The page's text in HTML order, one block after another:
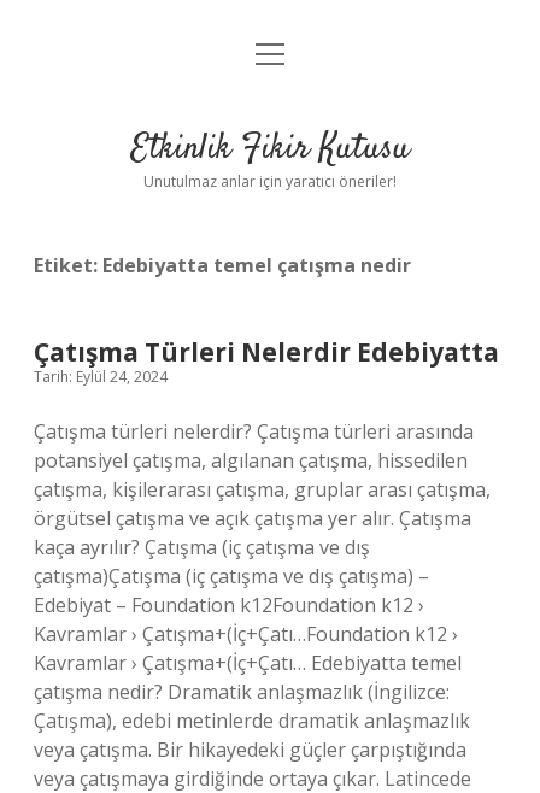
Anasayfa
Yasal Uyarı
menüyü
Etkinlik Fikir Kutusu
Unutulmaz anlar için yaratıcı öneriler!
Etiket: Edebiyatta temel çatışma nedir
Çatışma Türleri Nelerdir Edebiyatta
Tarih: Eylül 24, 2024
Çatışma türleri nelerdir? Çatışma türleri arasında
potansiyel çatışma, algılanan çatışma, hissedilen
çatışma, kişilerarası çatışma, gruplar arası çatışma,
örgütsel çatışma ve açık çatışma yer alır. Çatışma
kaça ayrılır? Çatışma (iç çatışma ve dış
çatışma)Çatışma (iç çatışma ve dış çatışma) –
Edebiyat – Foundation k12Foundation k12 ›
Kavramlar › Çatışma+(İç+Çatı…Foundation k12 ›
Kavramlar › Çatışma+(İç+Çatı… Edebiyatta temel
çatışma nedir? Dramatik anlaşmazlık (İngilizce:
Çatışma), edebi metinlerde dramatik anlaşmazlık
veya çatışma. Bir hikayedeki güçler çarpıştığında
veya çatışmaya girdiğinde ortaya çıkar. Latincede